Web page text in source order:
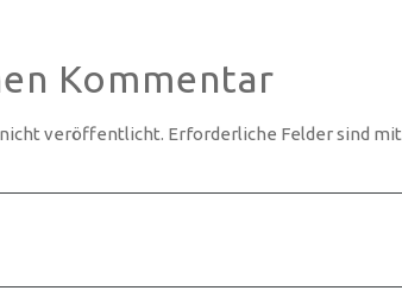
Kommentar
veröffentlicht. Erforderliche Felder sind mit